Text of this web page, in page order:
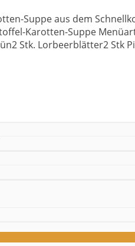
Suppe aus dem
Karotten-Suppe
Stk. Lorbeerblätter2 Stk